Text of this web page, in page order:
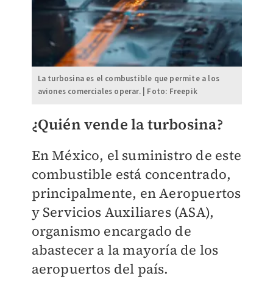
La turbosina es el combustible que permite a los
aviones comerciales operar. | Foto: Freepik
¿Quién vende la turbosina?
En México, el suministro de este
combustible está concentrado,
principalmente, en Aeropuertos
y Servicios Auxiliares (ASA),
organismo encargado de
abastecer a la mayoría de los
aeropuertos del país.